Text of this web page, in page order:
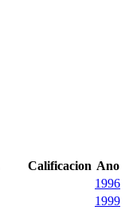
Calificacion Ano
1996
1999